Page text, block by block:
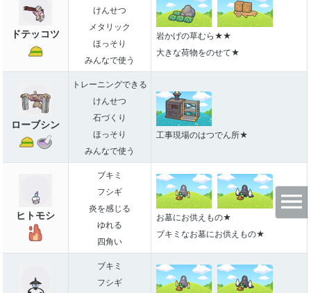
ドテッコツ
けんせつ
メタリック
ほっそり
みんなで使う
岩かげの草むら★★
大きな荷物をのせて★
ローブシン
トレーニングできる
けんせつ
石づくり
ほっそり
みんなで使う
工事現場のはつでん所★
ヒトモシ
ブキミ
フシギ
炎を感じる
ゆれる
四角い
お墓にお供えもの★
ブキミなお墓にお供えもの★
ブキミ
フシギ